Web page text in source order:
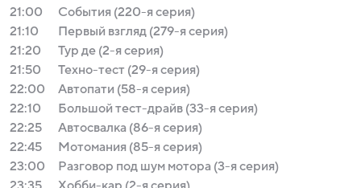
21:00
События (220-я серия)
21:10
Первый взгляд (279-я серия)
21:20
Тур де (2-я серия)
21:50
Техно-тест (29-я серия)
22:00
Автопати (58-я серия)
22:10
Большой тест-драйв (33-я серия)
22:25
Автосвалка (86-я серия)
22:45
Мотомания (85-я серия)
23:00
Разговор под шум мотора (3-я серия)